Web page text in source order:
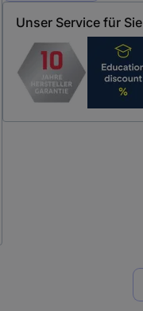
Unser Service für Sie